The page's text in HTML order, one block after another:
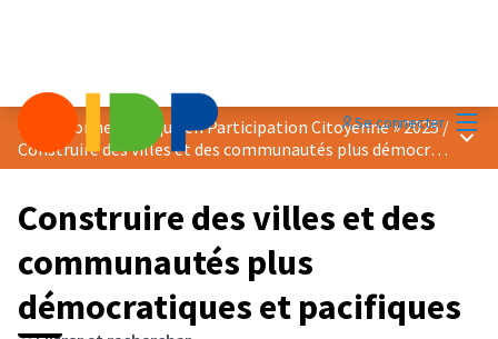
Se connecter
Prix « Bonne Pratique en Participation Citoyenne » 2025 /
Construire des villes et des communautés plus démocratiques et pacifiques
Construire des villes et des
communautés plus
démocratiques et pacifiques